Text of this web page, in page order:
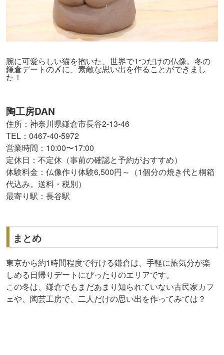
腕に可愛らしい猫を抱いた、世界で1つだけの仏像。冬の
鎌倉デートの〆に、素敵な思い出を作ることができまし
た！
陶工房DAN
住所：神奈川県鎌倉市長谷2-13-46
TEL：0467-40-5972
営業時間：10:00〜17:00
定休日：不定休（事前の確認と予約がおすすめ）
体験料金：仏像作り体験6,500円～（1個分の焼き代と桐箱
代込み。送料・税別）
最寄り駅：長谷駅
まとめ
東京から約1時間程度で行ける鎌倉は、手軽に旅気分が楽
しめる日帰りデートにぴったりのエリアです。
この冬は、鎌倉でもまだあまり知られていない古民家カフ
ェや、陶芸工房で、二人だけの思い出を作ってみては？